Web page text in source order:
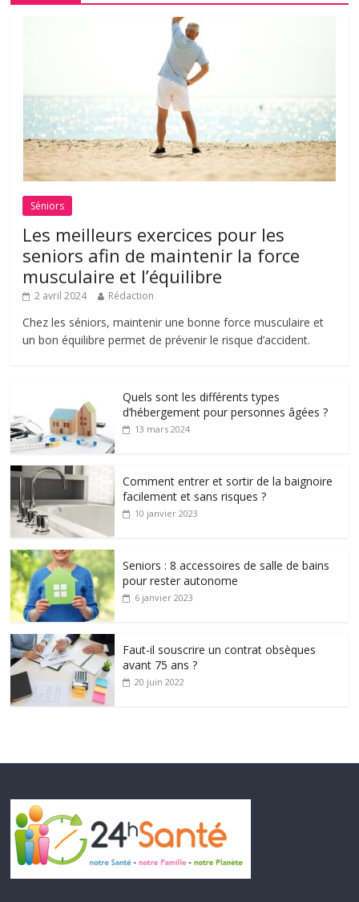
Séniors
Les meilleurs exercices pour les
seniors afin de maintenir la force
musculaire et l’équilibre
2 avril 2024 Rédaction
Chez les séniors, maintenir une bonne force musculaire et
un bon équilibre permet de prévenir le risque d’accident.
Quels sont les différents types
d’hébergement pour personnes âgées ?
13 mars 2024
Comment entrer et sortir de la baignoire
facilement et sans risques ?
10 janvier 2023
Seniors : 8 accessoires de salle de bains
pour rester autonome
6 janvier 2023
Faut-il souscrire un contrat obsèques
avant 75 ans ?
20 juin 2022